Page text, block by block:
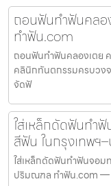
ถอนฟันทำฟันคลอ
ทำฟัน.com
ถอนฟันทำฟันคลองเตย
คลินิกทันตกรรมครบวง
จัดฟั
ใส่เหล็กดัดฟันทำ
สีฟัน ในกรุงเทพ
ใส่เหล็กดัดฟันทำฟันจอม
ปริมณฑล ทำฟัน.com —